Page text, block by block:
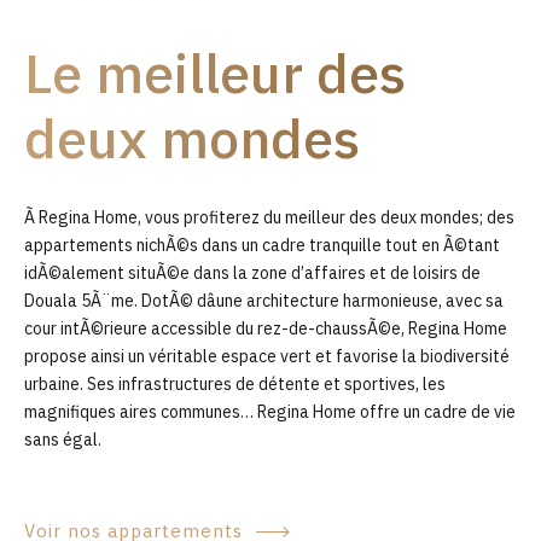
0
Le meilleur des
deux mondes
Ã Regina Home, vous profiterez du meilleur des deux mondes; des
appartements nichÃ©s dans un cadre tranquille tout en Ã©tant
idÃ©alement situÃ©e dans la zone d’affaires et de loisirs de
Douala 5Ã¨me. DotÃ© dâune architecture harmonieuse, avec sa
cour intÃ©rieure accessible du rez-de-chaussÃ©e, Regina Home
propose ainsi un véritable espace vert et favorise la biodiversité
urbaine. Ses infrastructures de détente et sportives, les
magnifiques aires communes… Regina Home offre un cadre de vie
sans égal.
Voir nos appartements